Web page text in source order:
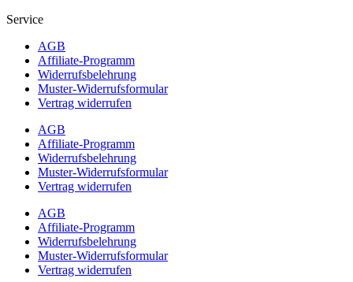
Service
AGB
Affiliate-Programm
Widerrufsbelehrung
Muster-Widerrufsformular
Vertrag widerrufen
AGB
Affiliate-Programm
Widerrufsbelehrung
Muster-Widerrufsformular
Vertrag widerrufen
AGB
Affiliate-Programm
Widerrufsbelehrung
Muster-Widerrufsformular
Vertrag widerrufen